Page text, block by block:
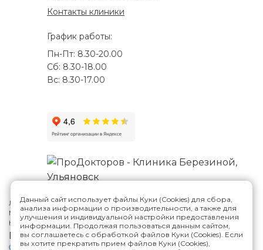
Контакты клиники
График работы:
Пн-Пт: 8.30-20.00
Сб: 8.30-18.00
Вс: 8.30-17.00
Лицензия №Л041-01188-73/00287807
Многопрофильная клиника Н.Березиной в Ульяновске © 2026
Карта сайта
Версия сайта для слабовидящих
Политика конфиденциальности
Данный сайт использует файлы Куки (Cookies) для сбора,
анализа информации о производительности, а также для
улучшения и индивидуальной настройки предоставления
информации. Продолжая пользоваться данным сайтом,
вы соглашаетесь с обработкой файлов Куки (Cookies). Если
вы хотите прекратить прием файлов Куки (Cookies),